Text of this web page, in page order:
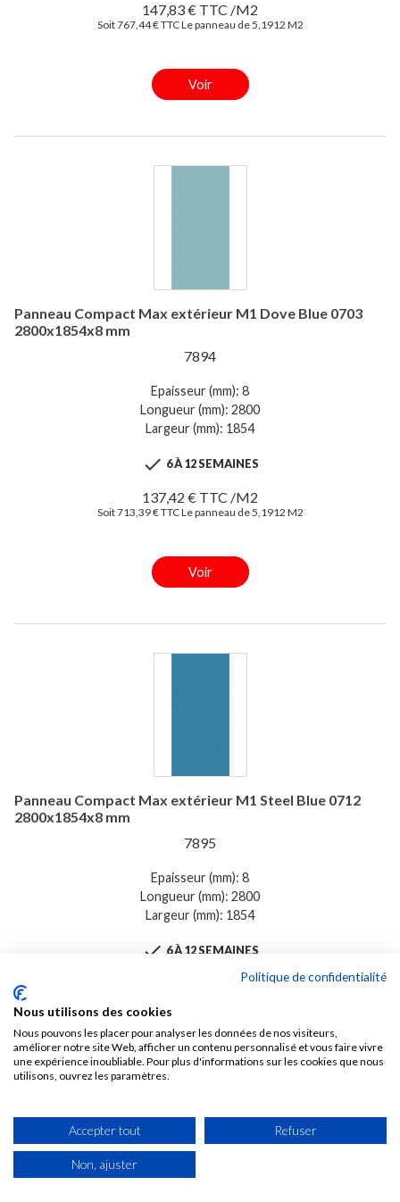
147,83 € TTC /M2
Soit 767,44 € TTC Le panneau de 5,1912 M2
Voir
Panneau Compact Max extérieur M1 Dove Blue 0703
2800x1854x8 mm
7894
Epaisseur (mm): 8
Longueur (mm): 2800
Largeur (mm): 1854
 6 À 12 SEMAINES
137,42 € TTC /M2
Soit 713,39 € TTC Le panneau de 5,1912 M2
Voir
Panneau Compact Max extérieur M1 Steel Blue 0712
2800x1854x8 mm
7895
Epaisseur (mm): 8
Longueur (mm): 2800
Largeur (mm): 1854
 6 À 12 SEMAINES
147,83 € TTC /M2
Voir
Politique de confidentialité
Nous utilisons des cookies
Nous pouvons les placer pour analyser les données de nos visiteurs,
améliorer notre site Web, afficher un contenu personnalisé et vous faire vivre
une expérience inoubliable. Pour plus d'informations sur les cookies que nous
utilisons, ouvrez les paramètres.
Accepter tout Refuser
Non, ajuster